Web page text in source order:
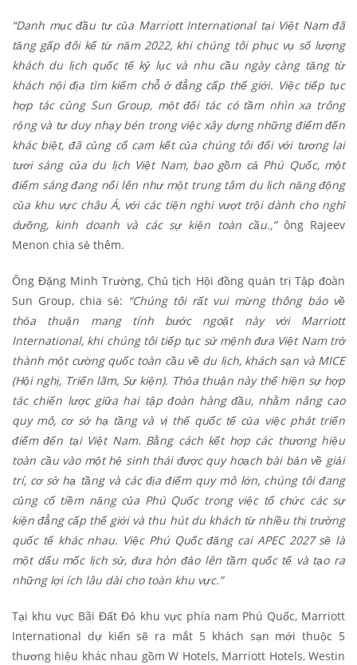
“Danh mục đầu tư của Marriott International tại Việt Nam đã
tăng gấp đôi kể từ năm 2022, khi chúng tôi phục vụ số lượng
khách du lịch quốc tế kỷ lục và nhu cầu ngày càng tăng từ
khách nội địa tìm kiếm chỗ ở đẳng cấp thế giới. Việc tiếp tục
hợp tác cùng Sun Group, một đối tác có tầm nhìn xa trông
rộng và tư duy nhạy bén trong việc xây dựng những điểm đến
khác biệt, đã củng cố cam kết của chúng tôi đối với tương lai
tươi sáng của du lịch Việt Nam, bao gồm cả Phú Quốc, một
điểm sáng đang nổi lên như một trung tâm du lịch năng động
của khu vực châu Á, với các tiện nghi vượt trội dành cho nghỉ
dưỡng, kinh doanh và các sự kiện toàn cầu.,” ông Rajeev
Menon chia sẻ thêm.
Ông Đặng Minh Trường, Chủ tịch Hội đồng quản trị Tập đoàn
Sun Group, chia sẻ: “Chúng tôi rất vui mừng thông báo về
thỏa thuận mang tính bước ngoặt này với Marriott
International, khi chúng tôi tiếp tục sứ mệnh đưa Việt Nam trở
thành một cường quốc toàn cầu về du lịch, khách sạn và MICE
(Hội nghị, Triển lãm, Sự kiện). Thỏa thuận này thể hiện sự hợp
tác chiến lược giữa hai tập đoàn hàng đầu, nhằm nâng cao
quy mô, cơ sở hạ tầng và vị thế quốc tế của việc phát triển
điểm đến tại Việt Nam. Bằng cách kết hợp các thương hiệu
toàn cầu vào một hệ sinh thái được quy hoạch bài bản về giải
trí, cơ sở hạ tầng và các địa điểm quy mô lớn, chúng tôi đang
củng cố tiềm năng của Phú Quốc trong việc tổ chức các sự
kiện đẳng cấp thế giới và thu hút du khách từ nhiều thị trường
quốc tế khác nhau. Việc Phú Quốc đăng cai APEC 2027 sẽ là
một dấu mốc lịch sử, đưa hòn đảo lên tầm quốc tế và tạo ra
những lợi ích lâu dài cho toàn khu vực.”
Tại khu vực Bãi Đất Đỏ khu vực phía nam Phú Quốc, Marriott
International dự kiến sẽ ra mắt 5 khách sạn mới thuộc 5
thương hiệu khác nhau gồm W Hotels, Marriott Hotels, Westin